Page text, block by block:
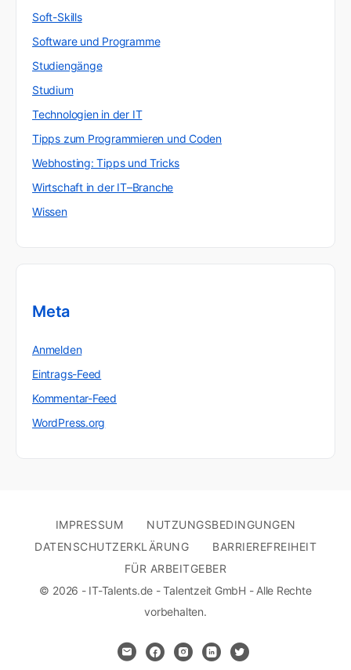
Soft-Skills
Software und Programme
Studiengänge
Studium
Technologien in der IT
Tipps zum Programmieren und Coden
Webhosting: Tipps und Tricks
Wirtschaft in der IT–Branche
Wissen
Meta
Anmelden
Eintrags-Feed
Kommentar-Feed
WordPress.org
IMPRESSUM
NUTZUNGSBEDINGUNGEN
DATENSCHUTZERKLÄRUNG
BARRIEREFREIHEIT
FÜR ARBEITGEBER
© 2026 - IT-Talents.de - Talentzeit GmbH - Alle Rechte
vorbehalten.